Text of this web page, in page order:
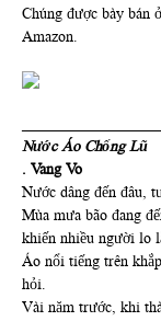
Chúng được bày bán
Amazon.
Nước Áo Chống Lũ
. Vang Vo
Nước dâng đến đâu,
Mùa mưa bão đang
khiến nhiều người lo
Áo nổi tiếng trên
hỏi.
Vài năm trước, khi